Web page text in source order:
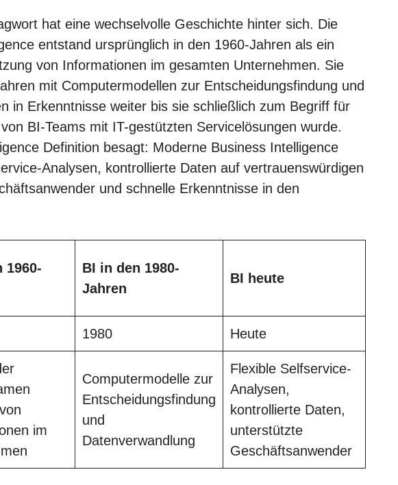
hat eine wechselvolle Geschichte hinter sich. Die
entstand ursprünglich in den 1960-Jahren als ein
von Informationen im gesamten Unternehmen. Sie
mit Computermodellen zur Entscheidungsfindung und
in Erkenntnisse weiter bis sie schließlich zum Begriff für
BI-Teams mit IT-gestützten Servicelösungen wurde.
Definition besagt: Moderne Business Intelligence
Analysen, kontrollierte Daten auf vertrauenswürdigen
und schnelle Erkenntnisse in den
1960-
BI in den 1980-
Jahren
BI heute
1980 Heute
im
Computermodelle zur
Entscheidungsfindung
und
Datenverwandlung
Flexible Selfservice-
Analysen,
kontrollierte Daten,
unterstützte
Geschäftsanwender